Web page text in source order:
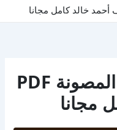
تحميل كتاب زوجتى المصونة PDF
مجانا